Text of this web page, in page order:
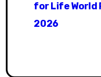
for Life World
2026